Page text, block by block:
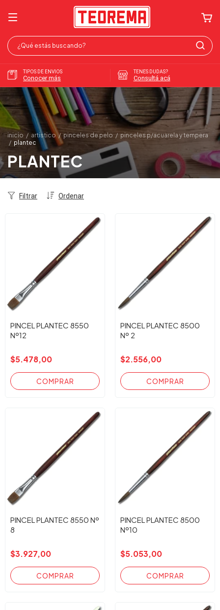
TIPOS DE ENVIOS
Conocer más
TENES DUDAS?
Consultá acá
inicio / artistico / pinceles de pelo / pinceles p/acuarela y tempera
/ plantec
PLANTEC
Ordenar
Filtrar
PINCEL PLANTEC 8550
Nº12
$5.478,00
PINCEL PLANTEC 8500
Nº 2
$2.556,00
PINCEL PLANTEC 8550 Nº
8
$3.927,00
PINCEL PLANTEC 8500
Nº10
$5.053,00